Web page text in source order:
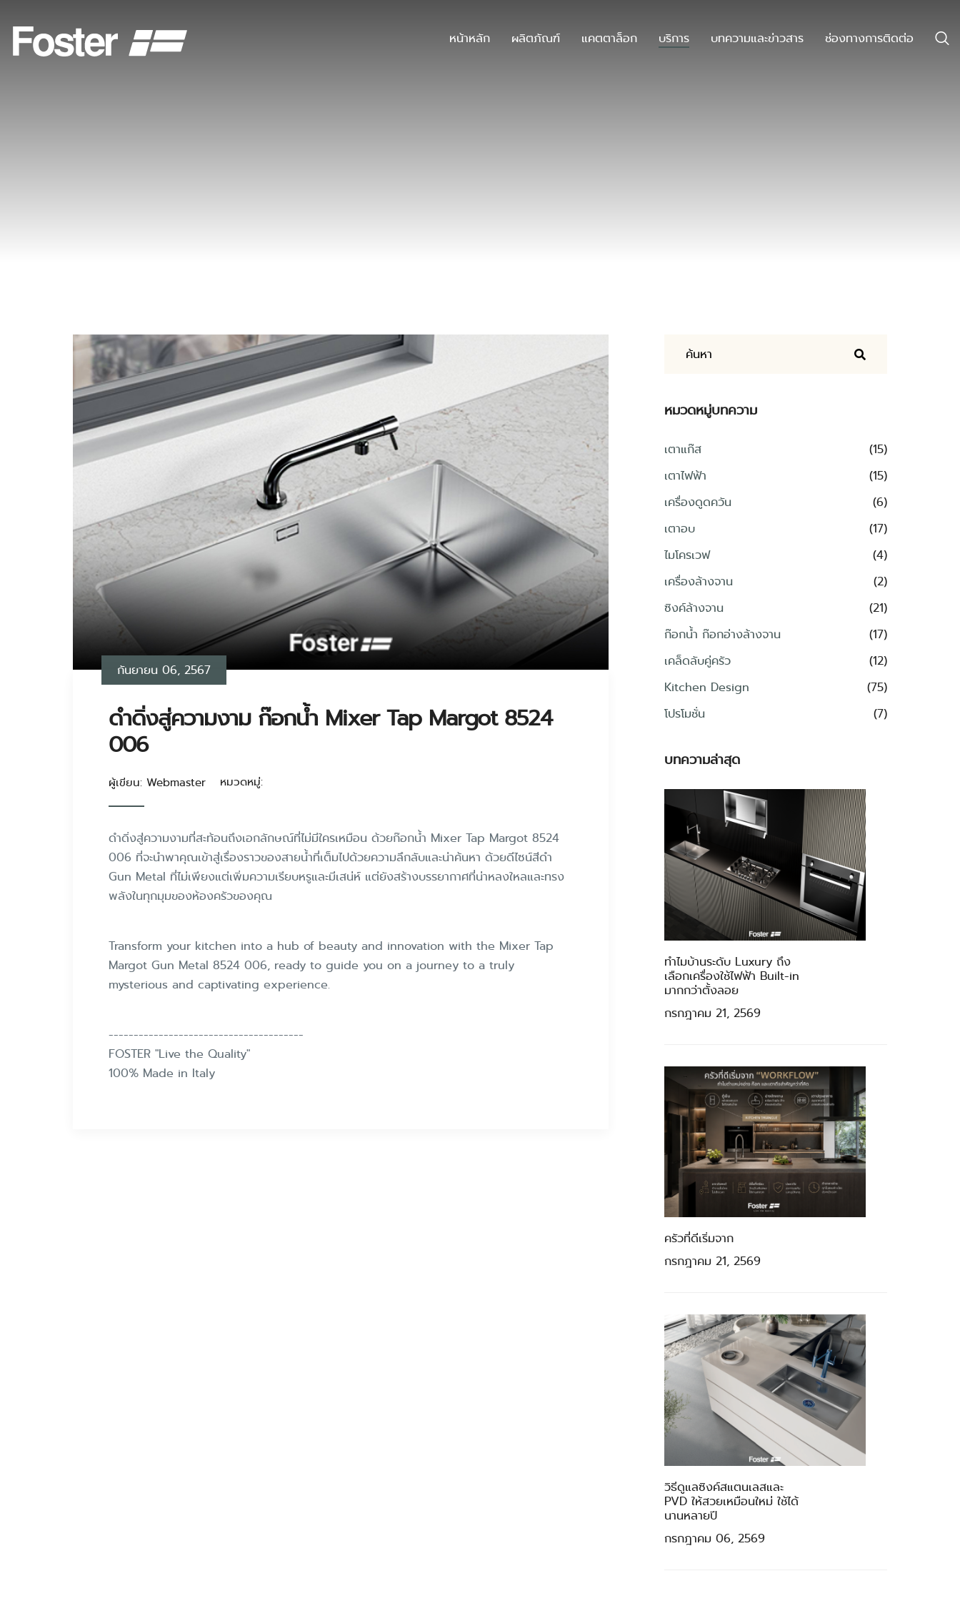
หน้าหลัก ผลิตภัณฑ์ แคตตาล็อก บริการ บทความและข่าวสาร ช่องทางการติดต่อ
กันยายน 06, 2567
ดำดิ่งสู่ความงาม ก๊อกน้ำ Mixer Tap Margot 8524
006
ผู้เขียน: Webmaster หมวดหมู่:
ดำดิ่งสู่ความงามที่สะท้อนถึงเอกลักษณ์ที่ไม่มีใครเหมือน ด้วยก๊อกน้ำ Mixer Tap Margot 8524
006 ที่จะนำพาคุณเข้าสู่เรื่องราวของสายน้ำที่เต็มไปด้วยความลึกลับและน่าค้นหา ด้วยดีไซน์สีดำ
Gun Metal ที่ไม่เพียงแต่เพิ่มความเรียบหรูและมีเสน่ห์ แต่ยังสร้างบรรยากาศที่น่าหลงใหลและทรง
พลังในทุกมุมของห้องครัวของคุณ
Transform your kitchen into a hub of beauty and innovation with the Mixer Tap
Margot Gun Metal 8524 006, ready to guide you on a journey to a truly
mysterious and captivating experience.
---------------------------------------
FOSTER "Live the Quality"
100% Made in Italy
หมวดหมู่บทความ
เตาแก๊ส
(15)
เตาไฟฟ้า
(15)
เครื่องดูดควัน
(6)
เตาอบ
(17)
ไมโครเวฟ
(4)
เครื่องล้างจาน
(2)
ซิงค์ล้างจาน
(21)
ก๊อกน้ำ ก๊อกอ่างล้างจาน
(17)
เคล็ดลับคู่ครัว
(12)
Kitchen Design
(75)
โปรโมชั่น
(7)
บทความล่าสุด
ทำไมบ้านระดับ Luxury ถึง
เลือกเครื่องใช้ไฟฟ้า Built-in
มากกว่าตั้งลอย
กรกฎาคม 21, 2569
ครัวที่ดีเริ่มจาก
กรกฎาคม 21, 2569
วิธีดูแลซิงค์สแตนเลสและ
PVD ให้สวยเหมือนใหม่ ใช้ได้
นานหลายปี
กรกฎาคม 06, 2569